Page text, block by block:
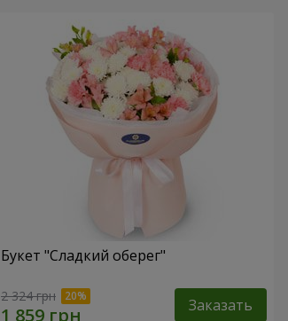
Букет "Сладкий оберег"
2 324 грн Заказать